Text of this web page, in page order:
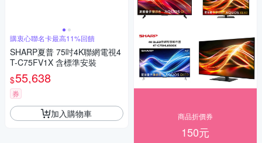
購衷心聯名卡最高11%回饋
SHARP夏普 75吋4K聯網電視4
T-C75FV1X 含標準安裝
$55,638
券
加入購物車 商品折價券
150元